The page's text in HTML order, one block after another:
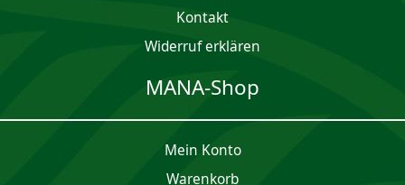
Kontakt
Widerruf erklären
MANA-Shop
Mein Konto
Waren­korb